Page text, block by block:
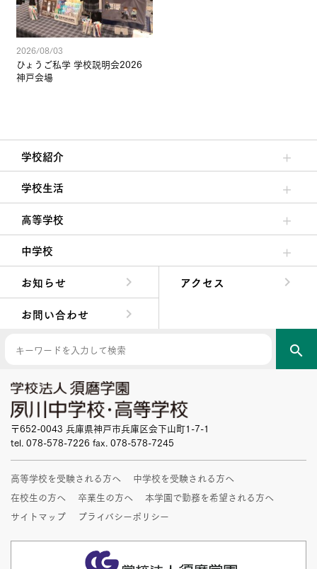
2026/08/03
ひょうご私学 学校説明会2026
神戸会場
学校紹介
理事長/学園長メッセージ
安心して任せられる学校
沿革
施設・設備
大学合格実績
学校生活
クラブ活動・生徒会活動
夙川ブログ
制服紹介
夙川カレンダー
高等学校
高校校長からの挨拶
高校の教育方針／特色
特進コース／進学コース
年間行事
先輩たちの声・生徒たちの声
中学校
中学校長からの挨拶
中学校の教育方針／特色
Aコース／Bコース
年間行事
先輩たちの声・生徒たちの声
お知らせ
アクセス
お問い合わせ
search
〒652-0043 兵庫県神戸市兵庫区会下山町1-7-1
tel. 078-578-7226 fax. 078-578-7245
高等学校を受験される方へ
中学校を受験される方へ
在校生の方へ
卒業生の方へ
本学園で勤務を希望される方へ
サイトマップ
プライバシーポリシー